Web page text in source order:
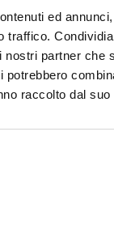
ed
traffico.
partner che
potrebbero
raccolto dal